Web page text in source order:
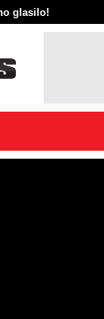
glasilo!